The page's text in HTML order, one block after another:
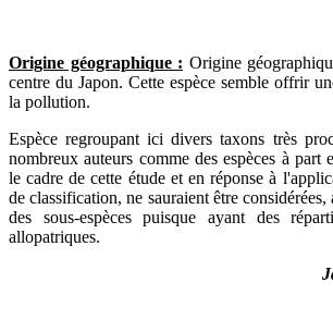
Origine géographique : Origine
centre du Japon. Cette espèce semble offrir
la pollution.
Espèce regroupant ici divers taxons très
nombreux auteurs comme des espèces à part
le cadre de cette étude et en réponse à
de classification, ne sauraient être
des sous-espèces puisque ayant des
allopatriques.